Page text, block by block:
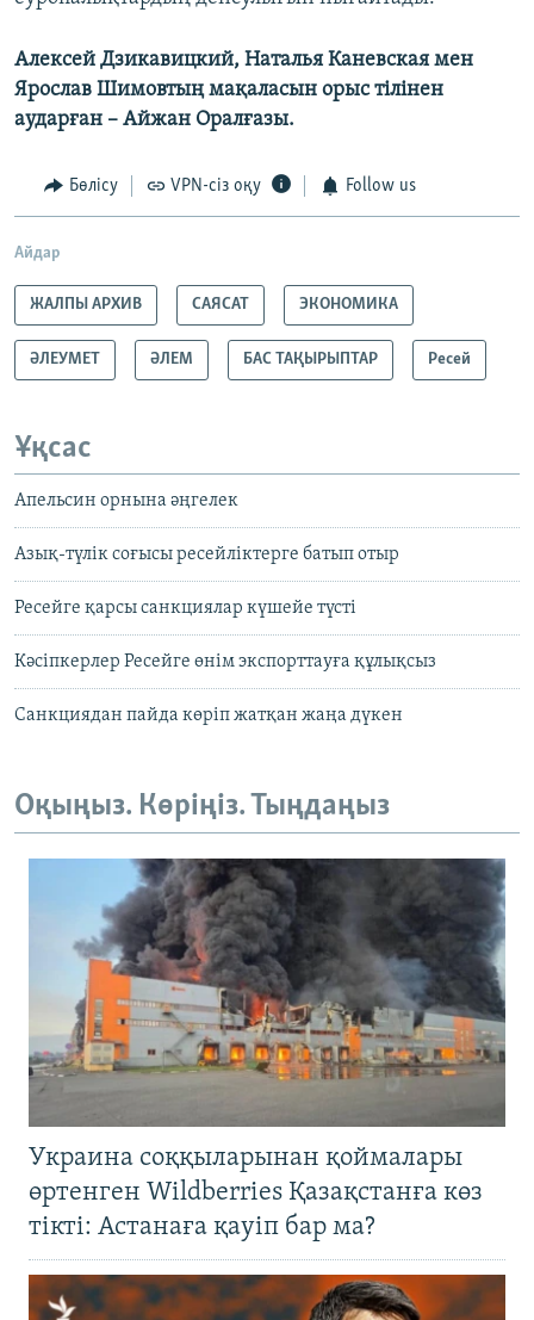
Алексей Дзикавицкий, Наталья Каневская мен
Ярослав Шимовтың мақаласын орыс тілінен
аударған – Айжан Оралғазы.
Бөлісу VPN-сіз оқу Follow us
Айдар
ЖАЛПЫ АРХИВ САЯСАТ ЭКОНОМИКА
ӘЛЕУМЕТ ӘЛЕМ БАС ТАҚЫРЫПТАР Ресей
Ұқсас
Апельсин орнына әңгелек
Азық-түлік соғысы ресейліктерге батып отыр
Ресейге қарсы санкциялар күшейе түсті
Кәсіпкерлер Ресейге өнім экспорттауға құлықсыз
Санкциядан пайда көріп жатқан жаңа дүкен
Оқыңыз. Көріңіз. Тыңдаңыз
Украина соққыларынан қоймалары
өртенген Wildberries Қазақстанға көз
тікті: Астанаға қауіп бар ма?